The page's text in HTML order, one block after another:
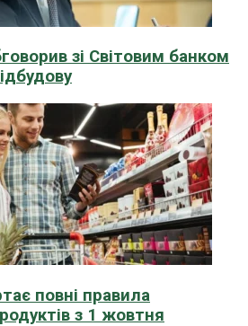
зі Світовим банком
повні правила
з 1 жовтня